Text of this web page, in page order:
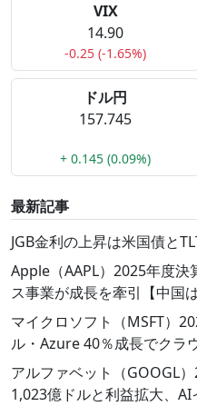
VIX
14.90
-0.25 (-1.65%)
ドル円
157.745
+ 0.145 (0.09%)
最新記事
JGB金利の上昇は米国債と
Apple（AAPL）2025年度
ス事業が成長を牽引【中国は
マイクロソフト（MSFT）
ル・Azure 40％成長でクラ
アルファベット（GOOGL
1,023億ドルと利益拡大、